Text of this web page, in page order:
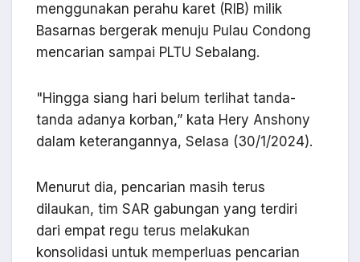
menggunakan perahu karet (RIB) milik
Basarnas bergerak menuju Pulau Condong
mencarian sampai PLTU Sebalang.
"Hingga siang hari belum terlihat tanda-
tanda adanya korban,” kata Hery Anshony
dalam keterangannya, Selasa (30/1/2024).
Menurut dia, pencarian masih terus
dilaukan, tim SAR gabungan yang terdiri
dari empat regu terus melakukan
konsolidasi untuk memperluas pencarian